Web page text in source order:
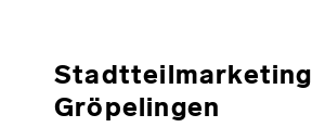
Stadtteilmarketing
Gröpelingen